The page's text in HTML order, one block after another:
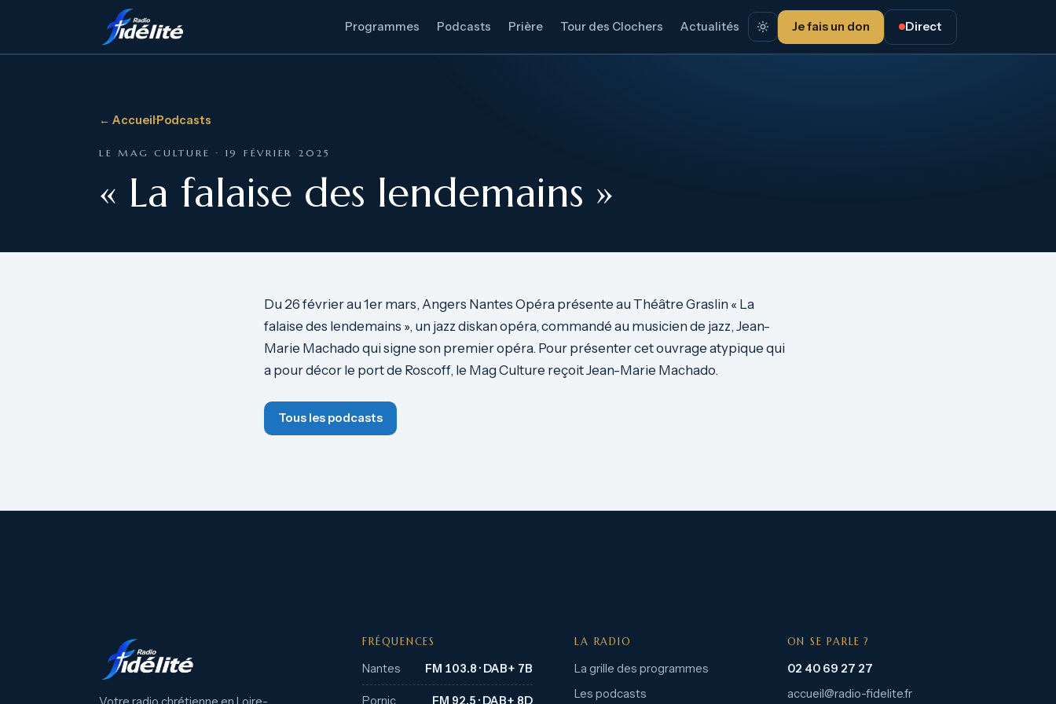
Programmes Podcasts Prière Tour des Clochers Actualités Je fais un don Direct
← Accueil·Podcasts
LE MAG CULTURE · 19 FÉVRIER 2025
« La falaise des lendemains »
Du 26 février au 1er mars, Angers Nantes Opéra présente au Théâtre Graslin « La
falaise des lendemains », un jazz diskan opéra, commandé au musicien de jazz, Jean-
Marie Machado qui signe son premier opéra. Pour présenter cet ouvrage atypique qui
a pour décor le port de Roscoff, le Mag Culture reçoit Jean-Marie Machado.
Tous les podcasts
FRÉQUENCES
Nantes FM 103.8 · DAB+ 7B
Pornic FM 92.5 · DAB+ 8D
LA RADIO
La grille des programmes
Les podcasts
ON SE PARLE ?
02 40 69 27 27
accueil@radio-fidelite.fr